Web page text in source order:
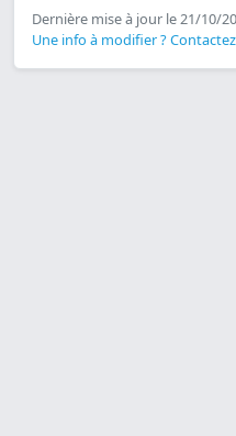
Dernière mise à jour le 21/10/
Une info à modifier ?